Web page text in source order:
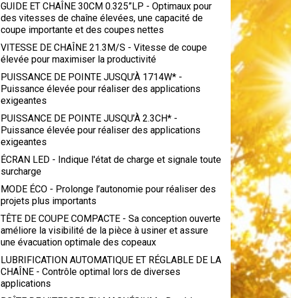
GUIDE ET CHAÎNE 30CM 0.325”LP - Optimaux pour
des vitesses de chaîne élevées, une capacité de
coupe importante et des coupes nettes
VITESSE DE CHAÎNE 21.3M/S - Vitesse de coupe
élevée pour maximiser la productivité
PUISSANCE DE POINTE JUSQU’À 1714W* -
Puissance élevée pour réaliser des applications
exigeantes
PUISSANCE DE POINTE JUSQU’À 2.3CH* -
Puissance élevée pour réaliser des applications
exigeantes
ÉCRAN LED - Indique l'état de charge et signale toute
surcharge
MODE ÉCO - Prolonge l’autonomie pour réaliser des
projets plus importants
TÊTE DE COUPE COMPACTE - Sa conception ouverte
améliore la visibilité de la pièce à usiner et assure
une évacuation optimale des copeaux
LUBRIFICATION AUTOMATIQUE ET RÉGLABLE DE LA
CHAÎNE - Contrôle optimal lors de diverses
applications